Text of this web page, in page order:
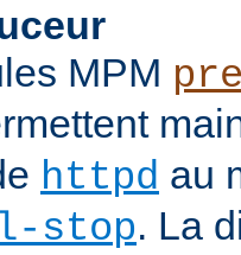
MPM
httpd au
stop. La